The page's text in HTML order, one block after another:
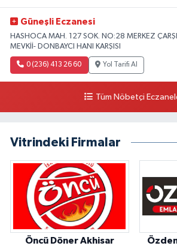
Güneşli Eczanesi
HASHOCA MAH. 127 SOK. NO:28 MERKEZ
MEVKİİ- DONBAYCI HANI KARŞISI
0 (236) 413 26 60 Yol Tarifi Al
Tüm Nöbetçi
Vitrindeki Firmalar
Öncü Döner Akhisar